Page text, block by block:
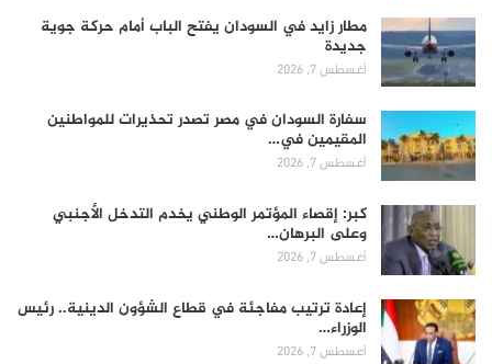
مطار زايد في السودان يفتح الباب أمام حركة جوية
جديدة
أغسطس 7, 2026
سفارة السودان في مصر تصدر تحذيرات للمواطنين
المقيمين في…
أغسطس 7, 2026
كبر: إقصاء المؤتمر الوطني يخدم التدخل الأجنبي
وعلى البرهان…
أغسطس 7, 2026
إعادة ترتيب مفاجئة في قطاع الشؤون الدينية.. رئيس
الوزراء…
أغسطس 7, 2026